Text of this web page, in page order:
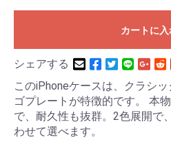
カートに入
シェアする
このiPhoneケースは、クラシ
ゴプレートが特徴的です。 本
で、耐久性も抜群。2色展開で
わせて選べます。